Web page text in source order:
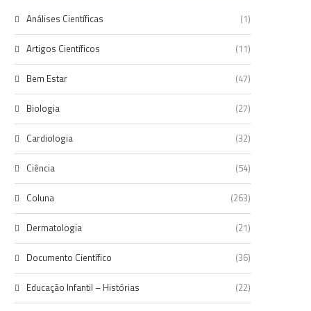
Análises Científicas (1)
Artigos Científicos (11)
Bem Estar (47)
Biologia (27)
Cardiologia (32)
Ciência (54)
Coluna (263)
Dermatologia (21)
Documento Científico (36)
Educação Infantil – Histórias (22)